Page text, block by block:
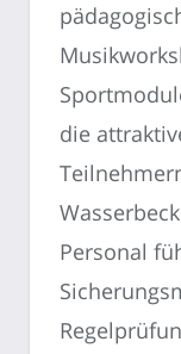
die
Personal